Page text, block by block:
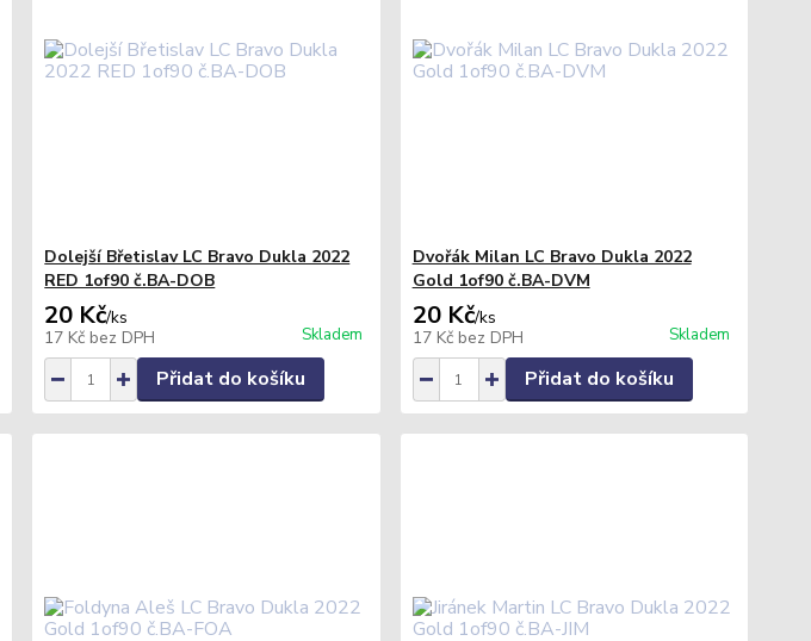
Dolejší Břetislav LC Bravo Dukla 2022
RED 1of90 č.BA-DOB
20 Kč/ks
17 Kč bez DPH Skladem
Přidat do košíku
Dvořák Milan LC Bravo Dukla 2022
Gold 1of90 č.BA-DVM
20 Kč/ks
17 Kč bez DPH Skladem
Přidat do košíku